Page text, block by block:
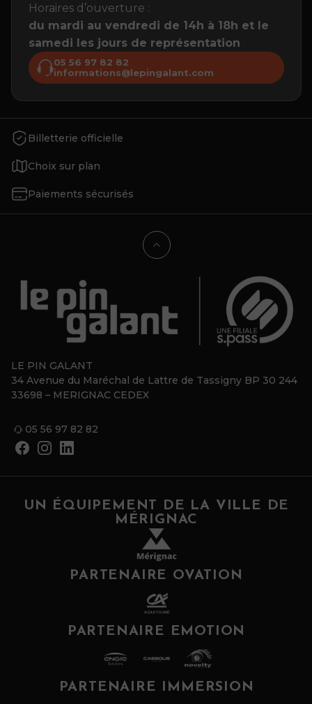
Horaires d’ouverture :
du mardi au vendredi de 14h à 18h et le
samedi les jours de représentation
05 56 97 82 82
informations@lepingalant.com
Billetterie officielle
Choix sur plan
Paiements sécurisés
LE PIN GALANT
34 Avenue du Maréchal de Lattre de Tassigny BP 30 244
33698 – MERIGNAC CEDEX
05 56 97 82 82
UN ÉQUIPEMENT DE LA VILLE DE
MÉRIGNAC
PARTENAIRE OVATION
PARTENAIRE EMOTION
PARTENAIRE IMMERSION